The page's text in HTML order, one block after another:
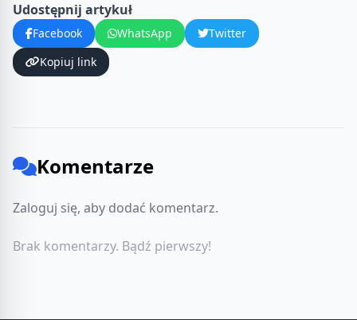
Udostępnij artykuł
Facebook WhatsApp
Twitter
Kopiuj link
Komentarze
Zaloguj się, aby dodać komentarz.
Brak komentarzy. Bądź pierwszy!